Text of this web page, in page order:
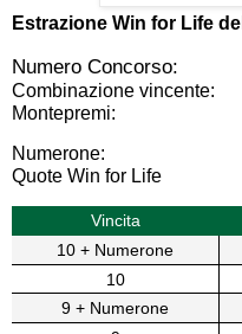
Estrazione Win for Life del
Numero Concorso:
Combinazione vincente:
Montepremi:
Numerone:
Quote Win for Life
Vincita
10 + Numerone
10
9 + Numerone